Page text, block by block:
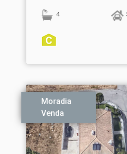
4
Moradia
Venda